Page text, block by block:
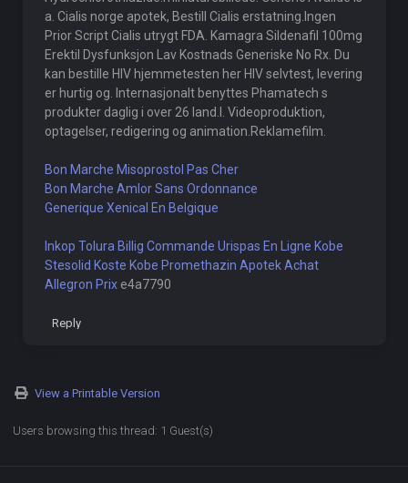
a. Cialis norge apotek, Bestill Cialis erstatning.Ingen
Prior Script Cialis utrygt FDA. Kamagra Sildenafil 100mg
Erektil Dysfunksjon Lav Kostnads Generiske No Rx. Du
kan bestille HIV hjemmetesten her HIV selvtest, levering
er hurtig og. Internasjonalt benyttes Phamatech s
produkter daglig i over 26 land.I. Videoproduktion,
optagelser, redigering og animation.Reklamefilm.
Bon Marche Misoprostol Pas Cher
Bon Marche Amlor Sans Ordonnance
Generique Xenical En Belgique
Inkop Tolura Billig Commande Urispas En Ligne Kobe
Stesolid Koste Kobe Promethazin Apotek Achat
Allegron Prixe4a7790
Reply
View a Printable Version
Users browsing this thread: 1 Guest(s)